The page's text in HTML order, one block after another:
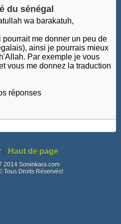
du sénégal
wa barakatuh,
me donner un peu de
ainsi je pourrais mieux
Par exemple je vous
vous me donnez la traduction
réponses
Haut de page
2014 Soninkara.com
Tous Droits Réservés!